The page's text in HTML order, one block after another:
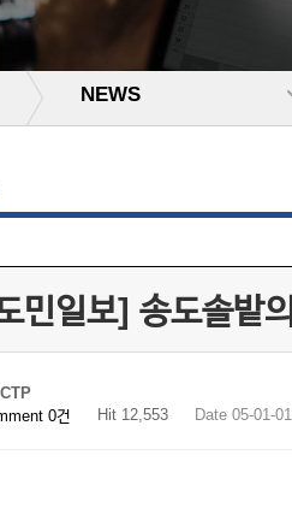
NEWS
민일보] 송도솔밭
0건
Hit 12,553 Date 05-01-